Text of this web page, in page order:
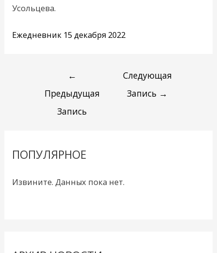
Усольцева.
Ежедневник 15 декабря 2022
←
Предыдущая
Запись
Следующая
Запись →
ПОПУЛЯРНОЕ
Извините. Данных пока нет.